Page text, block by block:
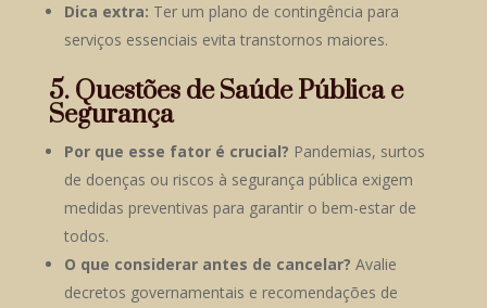
Dica extra: Ter um plano de contingência para
serviços essenciais evita transtornos maiores.
5. Questões de Saúde Pública e
Segurança
Por que esse fator é crucial? Pandemias, surtos
de doenças ou riscos à segurança pública exigem
medidas preventivas para garantir o bem-estar de
todos.
O que considerar antes de cancelar? Avalie
decretos governamentais e recomendações de